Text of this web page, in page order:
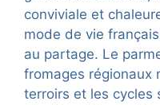
conviviale et
mode de vie
au partage. Le
fromages régionaux
terroirs et les cycles